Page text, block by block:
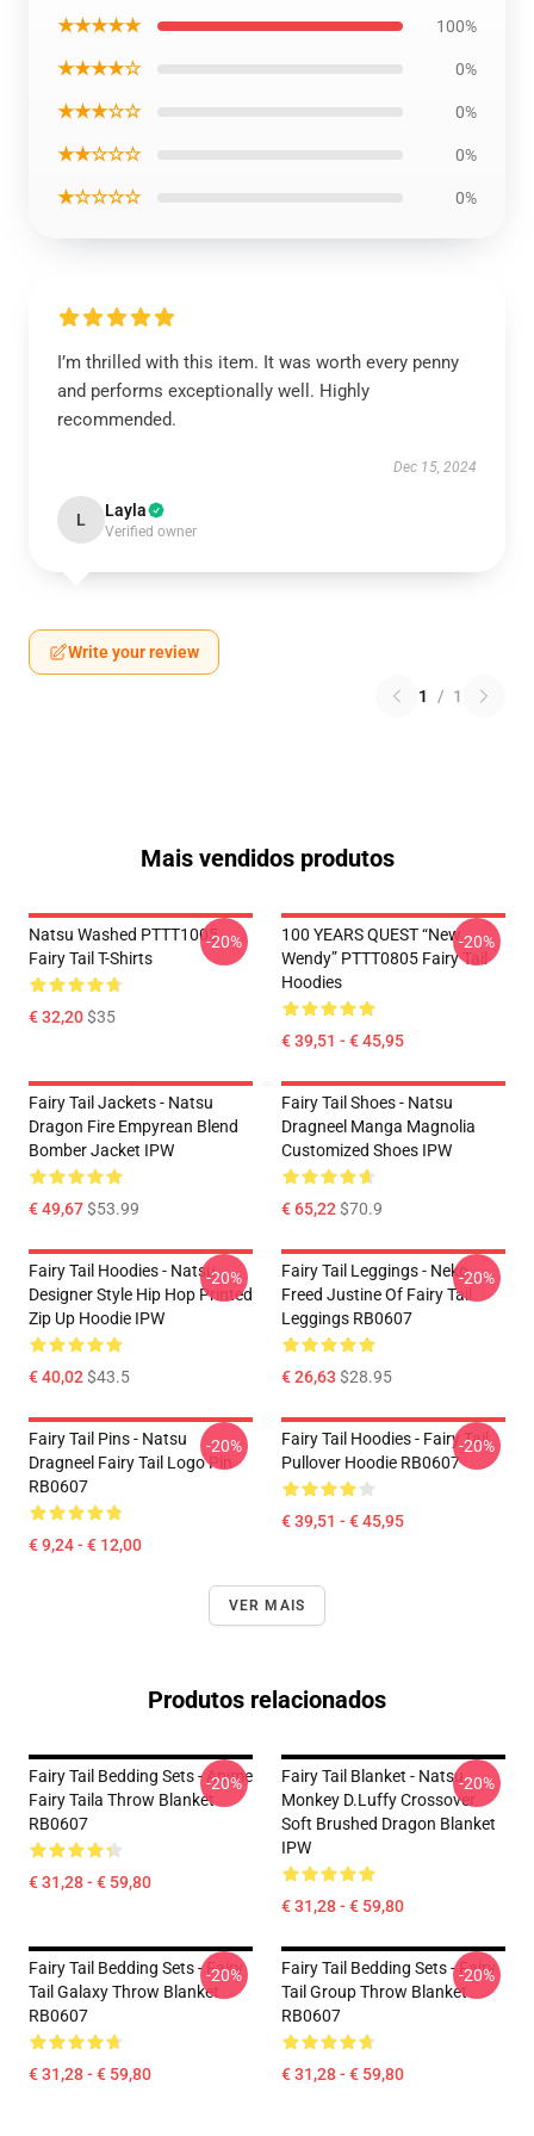
★★★★★ 100%
★★★★☆ 0%
★★★☆☆ 0%
★★☆☆☆ 0%
★☆☆☆☆ 0%
I’m thrilled with this item. It was worth every penny
and performs exceptionally well. Highly
recommended.
Dec 15, 2024
L Layla
Verified owner
Write your review
1 / 1
Mais vendidos produtos
Natsu Washed PTTT1005
Fairy Tail T-Shirts
€ 32,20$35
-20%
100 YEARS QUEST “New
Wendy” PTTT0805 Fairy Tail
Hoodies
€ 39,51 - € 45,95
-20%
Fairy Tail Jackets - Natsu
Dragon Fire Empyrean Blend
Bomber Jacket IPW
€ 49,67$53.99
Fairy Tail Shoes - Natsu
Dragneel Manga Magnolia
Customized Shoes IPW
€ 65,22$70.9
Fairy Tail Hoodies - Natsu
Designer Style Hip Hop Printed
Zip Up Hoodie IPW
€ 40,02$43.5
-20%
Fairy Tail Leggings - Neko
Freed Justine Of Fairy Tail
Leggings RB0607
€ 26,63 $28.95
-20%
Fairy Tail Pins - Natsu
Dragneel Fairy Tail Logo Pin
RB0607
€ 9,24 - € 12,00
-20%
Fairy Tail Hoodies - Fairy Tail
Pullover Hoodie RB0607
€ 39,51 - € 45,95
-20%
VER MAIS
Produtos relacionados
Fairy Tail Bedding Sets - Anime
Fairy Taila Throw Blanket
RB0607
€ 31,28 - € 59,80
-20%
Fairy Tail Blanket - Natsu
Monkey D.Luffy Crossover
Soft Brushed Dragon Blanket
IPW
€ 31,28 - € 59,80
-20%
Fairy Tail Bedding Sets - Fairy
Tail Galaxy Throw Blanket
RB0607
€ 31,28 - € 59,80
-20%
Fairy Tail Bedding Sets - Fairy
Tail Group Throw Blanket
RB0607
€ 31,28 - € 59,80
-20%